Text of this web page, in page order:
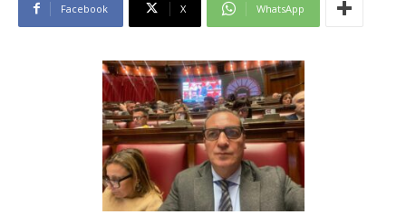
Facebook X WhatsApp